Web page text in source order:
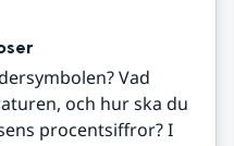
Vad
och hur ska du
procentsiffror? I